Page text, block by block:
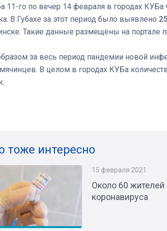
11-го по вечер 14 февраля в городах
В Губахе за этот период было выявлено 25
Такие данные размещены на портале
за весь период пандемии новой
В целом в городах КУБа
тоже интересно
15 февраля 2021
Около 60 жителей
коронавируса